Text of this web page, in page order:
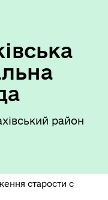
район
старости с